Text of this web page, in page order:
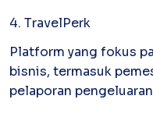
4. TravelPerk
Platform yang fokus
bisnis, termasuk
pelaporan